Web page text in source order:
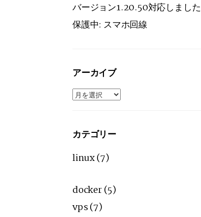
バージョン1.20.50対応しました
保護中: スマホ回線
アーカイブ
ア
ー
ブ
カテゴリー
linux(7)
docker(5)
vps(7)